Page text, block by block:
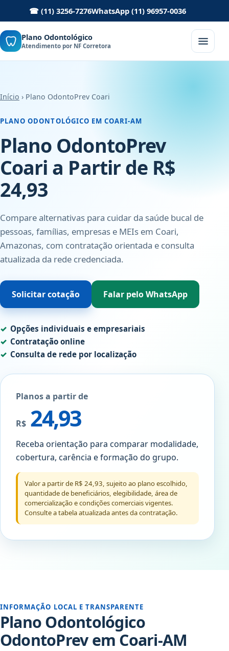
☎ (11) 3256-7276WhatsApp (11) 96957-0036
Plano Odontológico
Atendimento por NF Corretora
Início › Plano OdontoPrev Coari
PLANO ODONTOLÓGICO EM COARI-AM
Plano OdontoPrev
Coari a Partir de R$
24,93
Compare alternativas para cuidar da saúde bucal de
pessoas, famílias, empresas e MEIs em Coari,
Amazonas, com contratação orientada e consulta
atualizada da rede credenciada.
Solicitar cotação Falar pelo WhatsApp
Opções individuais e empresariais
Contratação online
Consulta de rede por localização
Planos a partir de
R$ 24,93
Receba orientação para comparar modalidade,
cobertura, carência e formação do grupo.
Valor a partir de R$ 24,93, sujeito ao plano escolhido,
quantidade de beneficiários, elegibilidade, área de
comercialização e condições comerciais vigentes.
Consulte a tabela atualizada antes da contratação.
INFORMAÇÃO LOCAL E TRANSPARENTE
Plano Odontológico
OdontoPrev em Coari-AM